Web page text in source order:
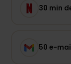
30 min
50 e-